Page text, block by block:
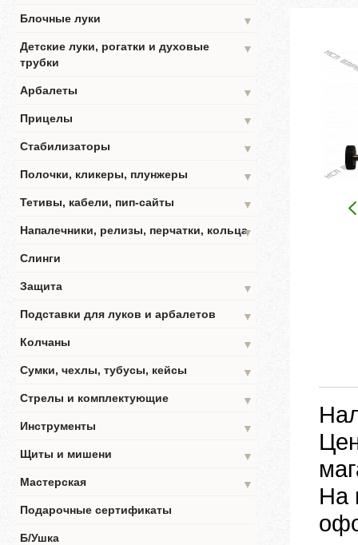
Блочные луки
▼
Детские луки, рогатки и духовые
трубки
▼
Арбалеты
▼
Прицелы
▼
Стабилизаторы
▼
Полочки, кликеры, плунжеры
▼
Тетивы, кабели, пип-сайты
▼
Напалечники, релизы, перчатки, кольца▼
Слинги
Защита
▼
Подставки для луков и арбалетов
▼
Колчаны
▼
Сумки, чехлы, тубусы, кейсы
▼
Стрелы и комплектующие
▼
Инструменты
▼
Щиты и мишени
▼
Мастерская
▼
Подарочные сертификаты
Б/Ушка
На